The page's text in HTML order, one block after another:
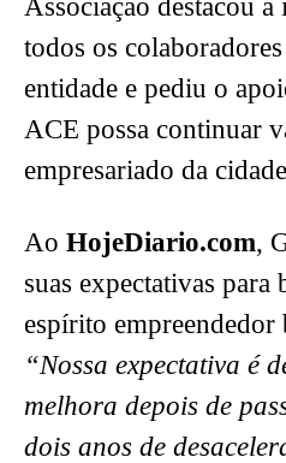
Associação destacou
todos os
entidade e pediu o
ACE possa continuar
empresariado da
Ao HojeDiario.com,
suas expectativas para
espírito empreendedor
“Nossa expectativa é
melhora depois de
dois anos de